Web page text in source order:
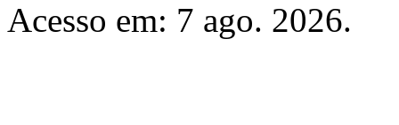
Acesso em: 7 ago. 2026.